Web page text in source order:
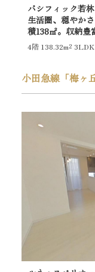
パシフィック若
生活圏、穏やか
積138㎡。収納豊
4階 138.32m²
小田急線「梅ヶ